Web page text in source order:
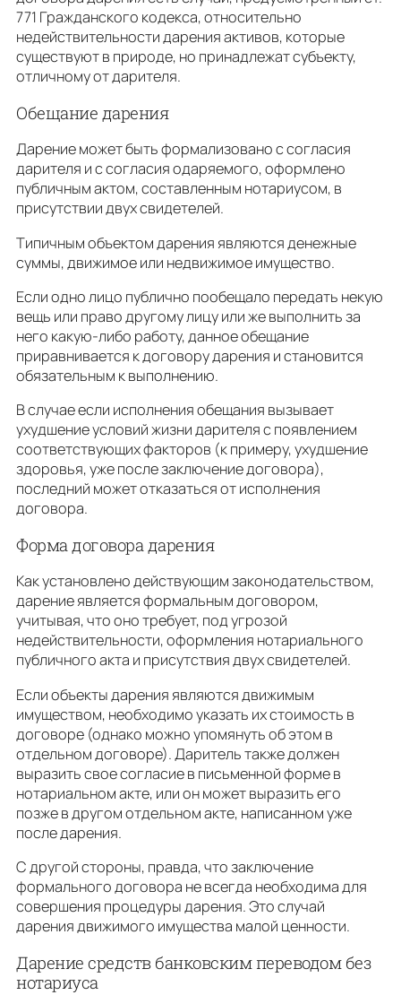
771 Гражданского кодекса, относительно
недействительности дарения активов, которые
существуют в природе, но принадлежат субъекту,
отличному от дарителя.
Обещание дарения
Дарение может быть формализовано с согласия
дарителя и с согласия одаряемого, оформлено
публичным актом, составленным нотариусом, в
присутствии двух свидетелей.
Типичным объектом дарения являются денежные
суммы, движимое или недвижимое имущество.
Если одно лицо публично пообещало передать некую
вещь или право другому лицу или же выполнить за
него какую-либо работу, данное обещание
приравнивается к договору дарения и становится
обязательным к выполнению.
В случае если исполнения обещания вызывает
ухудшение условий жизни дарителя с появлением
соответствующих факторов (к примеру, ухудшение
здоровья, уже после заключение договора),
последний может отказаться от исполнения
договора.
Форма договора дарения
Как установлено действующим законодательством,
дарение является формальным договором,
учитывая, что оно требует, под угрозой
недействительности, оформления нотариального
публичного акта и присутствия двух свидетелей.
Если объекты дарения являются движимым
имуществом, необходимо указать их стоимость в
договоре (однако можно упомянуть об этом в
отдельном договоре). Даритель также должен
выразить свое согласие в письменной форме в
нотариальном акте, или он может выразить его
позже в другом отдельном акте, написанном уже
после дарения.
С другой стороны, правда, что заключение
формального договора не всегда необходима для
совершения процедуры дарения. Это случай
дарения движимого имущества малой ценности.
Дарение средств банковским переводом без
нотариуса